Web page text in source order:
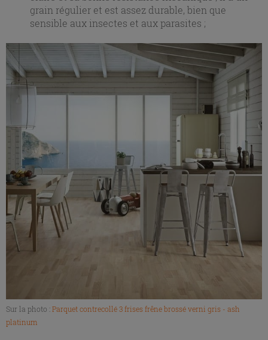
grain régulier et est assez durable, bien que
sensible aux insectes et aux parasites ;
Sur la photo :Parquet contrecollé 3 frises frêne brossé verni gris - ash
platinum